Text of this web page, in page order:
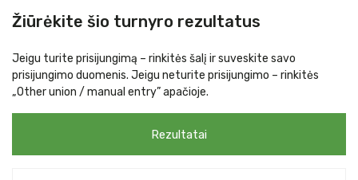
Žiūrėkite šio turnyro rezultatus
Jeigu turite prisijungimą – rinkitės šalį ir suveskite savo
prisijungimo duomenis. Jeigu neturite prisijungimo – rinkitės
„Other union / manual entry” apačioje.
Rezultatai